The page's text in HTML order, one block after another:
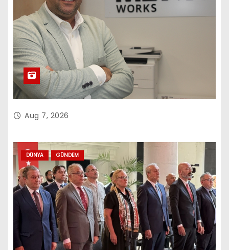
Aug 7, 2026
DÜNYA GÜNDEM